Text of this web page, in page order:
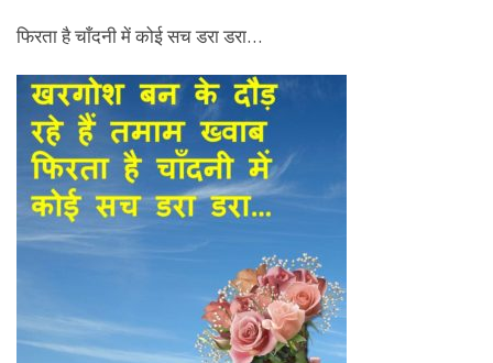
फिरता है चाँदनी में कोई सच डरा डरा…